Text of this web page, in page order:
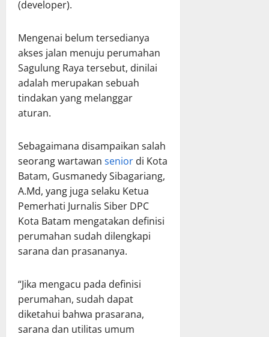
(developer).
Mengenai belum tersedianya
akses jalan menuju perumahan
Sagulung Raya tersebut, dinilai
adalah merupakan sebuah
tindakan yang melanggar
aturan.
Sebagaimana disampaikan salah
seorang wartawan senior di Kota
Batam, Gusmanedy Sibagariang,
A.Md, yang juga selaku Ketua
Pemerhati Jurnalis Siber DPC
Kota Batam mengatakan definisi
perumahan sudah dilengkapi
sarana dan prasananya.
“Jika mengacu pada definisi
perumahan, sudah dapat
diketahui bahwa prasarana,
sarana dan utilitas umum